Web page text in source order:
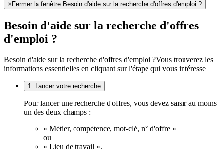
× Fermer la fenêtre Besoin d'aide sur la recherche d'offres d'emploi ?
Besoin d'aide sur la recherche d'offres
d'emploi ?
Besoin d'aide sur la recherche d'offres d'emploi ?Vous trouverez les
informations essentielles en cliquant sur l'étape qui vous intéresse
1. Lancer votre recherche
Pour lancer une recherche d'offres, vous devez saisir au moins
un des deux champs :
« Métier, compétence, mot-clé, n° d'offre »
ou
« Lieu de travail ».